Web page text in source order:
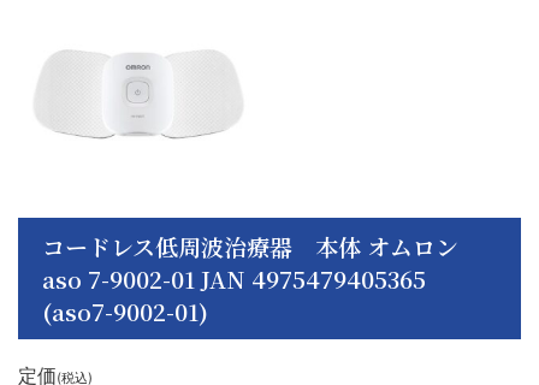
コードレス低周波治療器 本体 オムロン
aso 7-9002-01 JAN 4975479405365
(aso7-9002-01)
定価(税込)